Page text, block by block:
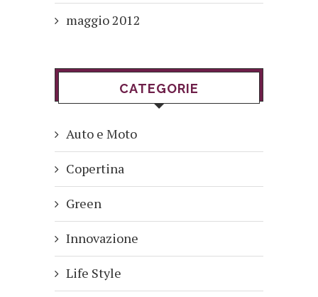
maggio 2012
CATEGORIE
Auto e Moto
Copertina
Green
Innovazione
Life Style